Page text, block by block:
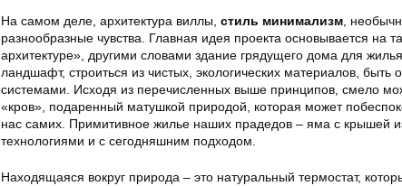
На самом деле, архитектура виллы, стиль минимализм ,
разнообразные чувства. Главная идея проекта основывается на
архитектуре», другими словами здание грядущего дома для
ландшафт, строиться из чистых, экологических материалов,
системами. Исходя из перечисленных выше принципов, смело
«кров», подаренный матушкой природой, которая может
нас самих. Примитивное жилье наших прадедов – яма с крышей
технологиями и с сегодняшним подходом.
Находящаяся вокруг природа – это натуральный термостат,